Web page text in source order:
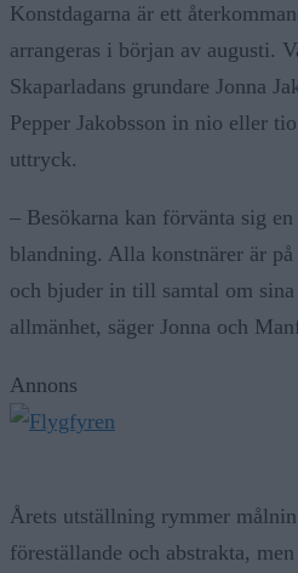
Konstdagarna är ett
arrangeras i början av augusti.
Skaparladans grundare Jonna
Pepper Jakobsson in nio eller
uttryck.
– Besökarna kan förvänta sig
blandning. Alla konstnärer är
och bjuder in till samtal om
allmänhet, säger Jonna och
Annons
Årets utställning rymmer
föreställande och abstrakta,